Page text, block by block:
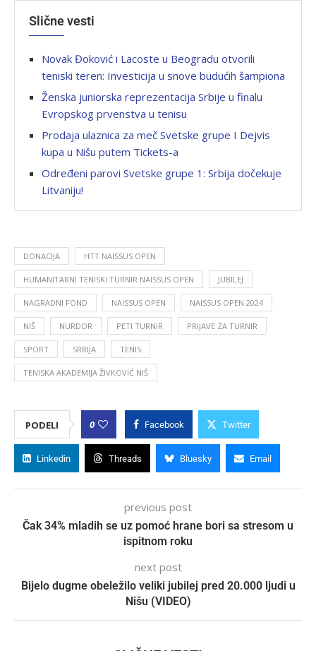
Slične vesti
Novak Đoković i Lacoste u Beogradu otvorili
teniski teren: Investicija u snove budućih šampiona
Ženska juniorska reprezentacija Srbije u finalu
Evropskog prvenstva u tenisu
Prodaja ulaznica za meč Svetske grupe I Dejvis
kupa u Nišu putem Tickets-a
Određeni parovi Svetske grupe 1: Srbija dočekuje
Litvaniju!
DONACIJA HTT NAISSUS OPEN
HUMANITARNI TENISKI TURNIR NAISSUS OPEN JUBILEJ
NAGRADNI FOND NAISSUS OPEN NAISSUS OPEN 2024
NIŠ NURDOR PETI TURNIR PRIJAVE ZA TURNIR
SPORT SRBIJA TENIS
TENISKA AKADEMIJA ŽIVKOVIĆ NIŠ
PODELI 0 Facebook Twitter
Linkedin Threads Bluesky Email
previous post
Čak 34% mladih se uz pomoć hrane bori sa stresom u
ispitnom roku
next post
Bijelo dugme obeležilo veliki jubilej pred 20.000 ljudi u
Nišu (VIDEO)